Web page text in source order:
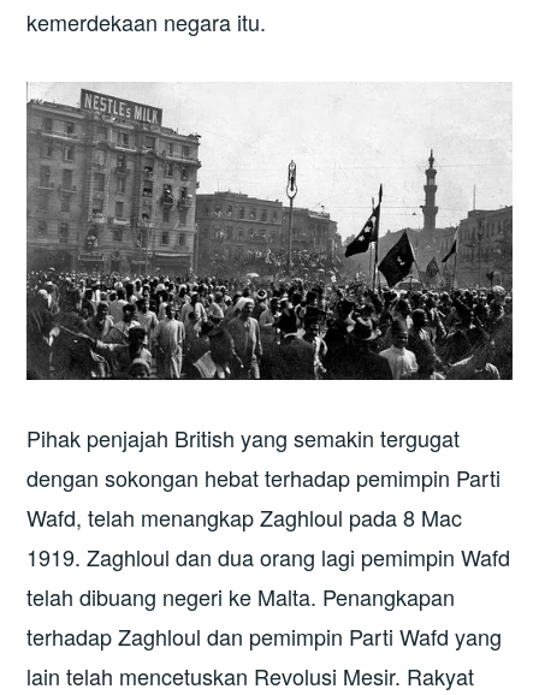
kemerdekaan negara itu.
Pihak penjajah British yang semakin tergugat
dengan sokongan hebat terhadap pemimpin Parti
Wafd, telah menangkap Zaghloul pada 8 Mac
1919. Zaghloul dan dua orang lagi pemimpin Wafd
telah dibuang negeri ke Malta. Penangkapan
terhadap Zaghloul dan pemimpin Parti Wafd yang
lain telah mencetuskan Revolusi Mesir. Rakyat